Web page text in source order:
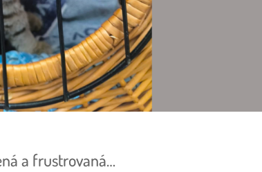
a frustrovaná…